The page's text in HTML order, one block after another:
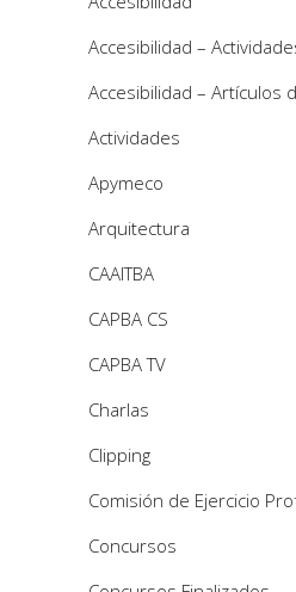
Accesibilidad –
Accesibilidad – Artículos
Actividades
Apymeco
Arquitectura
CAAITBA
CAPBA CS
CAPBA TV
Charlas
Clipping
Comisión de Ejercicio
Concursos